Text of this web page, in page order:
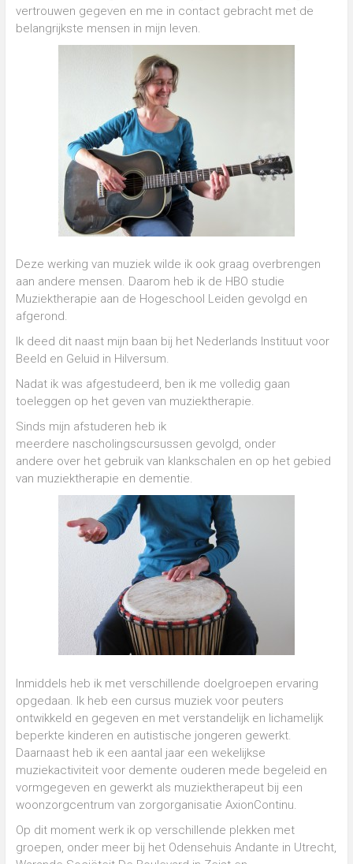
vertrouwen gegeven en me in contact gebracht met de
belangrijkste mensen in mijn leven.
Deze werking van muziek wilde ik ook graag overbrengen
aan andere mensen. Daarom heb ik de HBO studie
Muziektherapie aan de Hogeschool Leiden gevolgd en
afgerond.
Ik deed dit naast mijn baan bij het Nederlands Instituut voor
Beeld en Geluid in Hilversum.
Nadat ik was afgestudeerd, ben ik me volledig gaan
toeleggen op het geven van muziektherapie.
Sinds mijn afstuderen heb ik
meerdere nascholingscursussen gevolgd, onder
andere over het gebruik van klankschalen en op het gebied
van muziektherapie en dementie.
Inmiddels heb ik met verschillende doelgroepen ervaring
opgedaan. Ik heb een cursus muziek voor peuters
ontwikkeld en gegeven en met verstandelijk en lichamelijk
beperkte kinderen en autistische jongeren gewerkt.
Daarnaast heb ik een aantal jaar een wekelijkse
muziekactiviteit voor demente ouderen mede begeleid en
vormgegeven en gewerkt als muziektherapeut bij een
woonzorgcentrum van zorgorganisatie AxionContinu.
Op dit moment werk ik op verschillende plekken met
groepen, onder meer bij het Odensehuis Andante in Utrecht,